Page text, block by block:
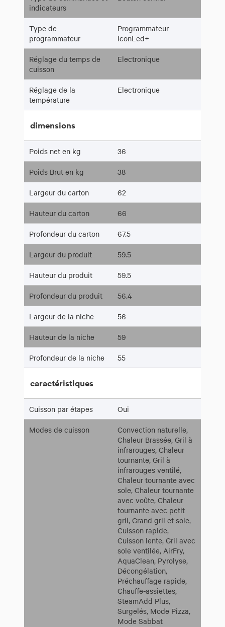
indicateurs
Type de
programmateur
Programmateur
IconLed+
Réglage du temps de
cuisson
Electronique
Réglage de la
température
Electronique
dimensions
Poids net en kg 36
Poids Brut en kg 38
Largeur du carton 62
Hauteur du carton 66
Profondeur du carton 67.5
Largeur du produit 59.5
Hauteur du produit 59.5
Profondeur du produit 56.4
Largeur de la niche 56
Hauteur de la niche 59
Profondeur de la niche 55
caractéristiques
Cuisson par étapes Oui
Modes de cuisson
Convection naturelle,
Chaleur Brassée, Gril à
infrarouges, Chaleur
tournante, Gril à
infrarouges ventilé,
Chaleur tournante avec
sole, Chaleur tournante
avec voûte, Chaleur
tournante avec petit
gril, Grand gril et sole,
Cuisson rapide,
Cuisson lente, Gril avec
sole ventilée, AirFry,
AquaClean, Pyrolyse,
Décongélation,
Préchauffage rapide,
Chauffe-assiettes,
SteamAdd Plus,
Surgelés, Mode Pizza,
Mode Sabbat